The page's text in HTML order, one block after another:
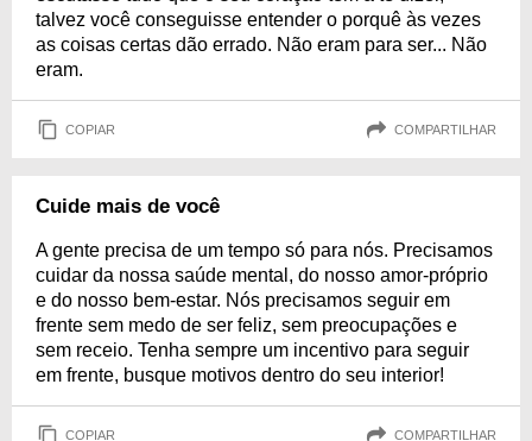
talvez você conseguisse entender o porquê às vezes
as coisas certas dão errado. Não eram para ser... Não
eram.
COPIAR COMPARTILHAR
Cuide mais de você
A gente precisa de um tempo só para nós. Precisamos
cuidar da nossa saúde mental, do nosso amor-próprio
e do nosso bem-estar. Nós precisamos seguir em
frente sem medo de ser feliz, sem preocupações e
sem receio. Tenha sempre um incentivo para seguir
em frente, busque motivos dentro do seu interior!
COPIAR COMPARTILHAR